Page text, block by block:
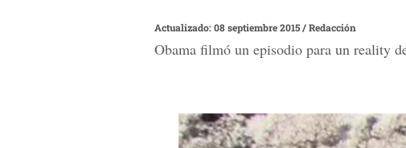
Actualizado: 08 septiembre 2015/Redacción
Obama filmó un episodio para un reality